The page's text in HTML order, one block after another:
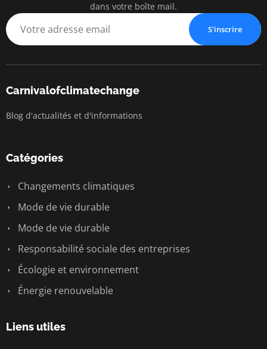
dans votre boîte mail.
S'inscrire
Carnivalofclimatechange
Blog d'actualités et d'informations
Catégories
Changements climatiques
Mode de vie durable
Mode de vie durable
Responsabilité sociale des entreprises
Écologie et environnement
Énergie renouvelable
Liens utiles